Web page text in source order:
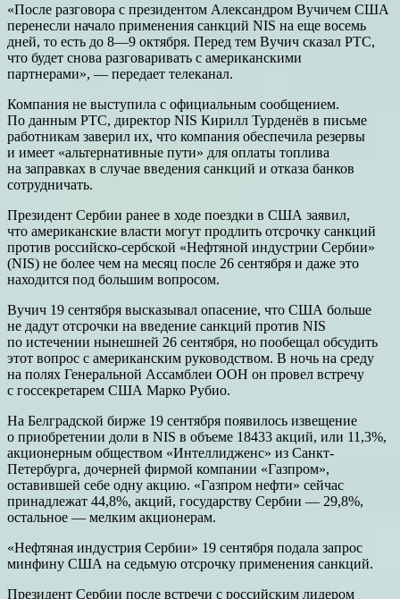
«После разговора с президентом Александром Вучичем США
перенесли начало применения санкций NIS на еще восемь
дней, то есть до 8—9 октября. Перед тем Вучич сказал РТС,
что будет снова разговаривать с американскими
партнерами», — передает телеканал.
Компания не выступила с официальным сообщением.
По данным РТС, директор NIS Кирилл Турденёв в письме
работникам заверил их, что компания обеспечила резервы
и имеет «альтернативные пути» для оплаты топлива
на заправках в случае введения санкций и отказа банков
сотрудничать.
Президент Сербии ранее в ходе поездки в США заявил,
что американские власти могут продлить отсрочку санкций
против российско-сербской «Нефтяной индустрии Сербии»
(NIS) не более чем на месяц после 26 сентября и даже это
находится под большим вопросом.
Вучич 19 сентября высказывал опасение, что США больше
не дадут отсрочки на введение санкций против NIS
по истечении нынешней 26 сентября, но пообещал обсудить
этот вопрос с американским руководством. В ночь на среду
на полях Генеральной Ассамблеи ООН он провел встречу
с госсекретарем США Марко Рубио.
На Белградской бирже 19 сентября появилось извещение
о приобретении доли в NIS в объеме 18433 акций, или 11,3%,
акционерным обществом «Интеллидженс» из Санкт-
Петербурга, дочерней фирмой компании «Газпром»,
оставившей себе одну акцию. «Газпром нефти» сейчас
принадлежат 44,8%, акций, государству Сербии — 29,8%,
остальное — мелким акционерам.
«Нефтяная индустрия Сербии» 19 сентября подала запрос
минфину США на седьмую отсрочку применения санкций.
Президент Сербии после встречи с российским лидером